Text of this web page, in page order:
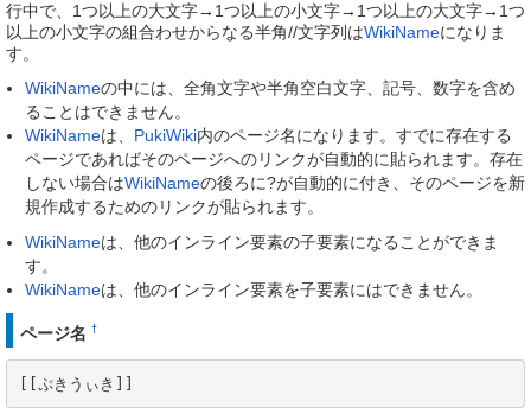
行中で、1つ以上の大文字→1つ以上の小文字→1つ以上の大文字→1つ
以上の小文字の組合わせからなる半角//文字列はWikiNameになりま
す。
WikiNameの中には、全角文字や半角空白文字、記号、数字を含め
ることはできません。
WikiNameは、 PukiWiki内のページ名になります。すでに存在する
ページであればそのページへのリンクが自動的に貼られます。存在
しない場合はWikiNameの後ろに?が自動的に付き、そのページを新
規作成するためのリンクが貼られます。
WikiNameは、他のインライン要素の子要素になることができま
す。
WikiNameは、他のインライン要素を子要素にはできません。
ページ名 †
[[ぷきうぃき]]